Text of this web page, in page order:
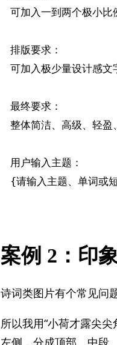
可加入一到两个极小比
排版要求：
可加入极少量设计感
最终要求：
整体简洁、高级、轻盈
用户输入主题：
案例 2：印
诗词类图片有个常见问
所以我用“小荷才露尖
左侧，分成顶部、中段